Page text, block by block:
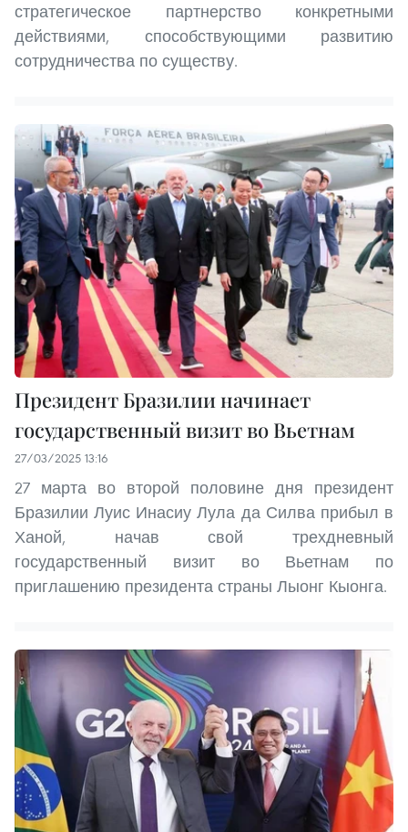
стратегическое партнерство конкретными
действиями, способствующими развитию
сотрудничества по существу.
Президент Бразилии начинает
государственный визит во Вьетнам
27/03/2025 13:16
27 марта во второй половине дня президент
Бразилии Луис Инасиу Лула да Силва прибыл в
Ханой, начав свой трехдневный
государственный визит во Вьетнам по
приглашению президента страны Лыонг Кыонга.